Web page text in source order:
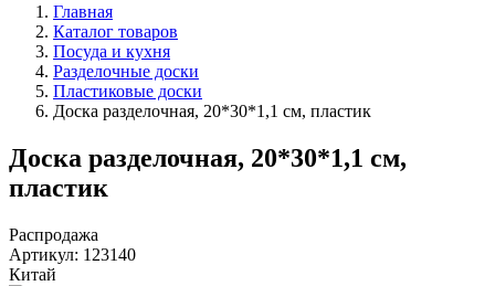
Главная
Каталог товаров
Посуда и кухня
Разделочные доски
Пластиковые доски
Доска разделочная, 20*30*1,1 см, пластик
Доска разделочная, 20*30*1,1 см,
пластик
Распродажа
Артикул: 123140
Китай